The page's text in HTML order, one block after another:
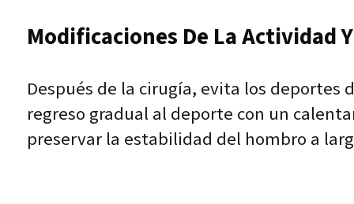
Modificaciones De La Actividad
Después de la cirugía, evita los
regreso gradual al deporte con un
preservar la estabilidad del hombro a